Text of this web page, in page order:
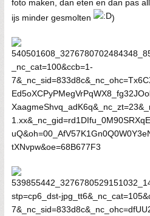
foto maken, dan eten en dan pas
ijs minder gesmolten
)